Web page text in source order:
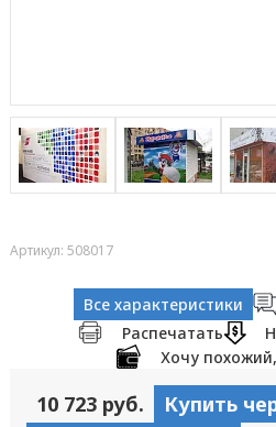
Артикул: 508017
Все характеристики
Распечатать
Хочу
10 723 руб.
Купить